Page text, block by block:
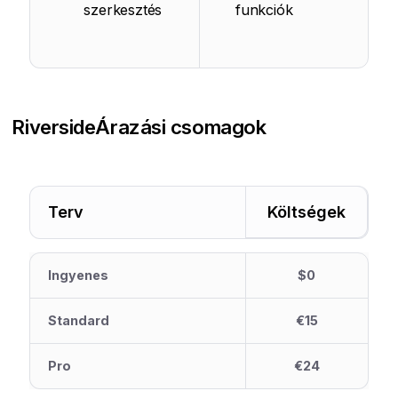
szerkesztés
funkciók
RiversideÁrazási csomagok
Terv Költségek
Ingyenes $0
Standard €15
Pro €24